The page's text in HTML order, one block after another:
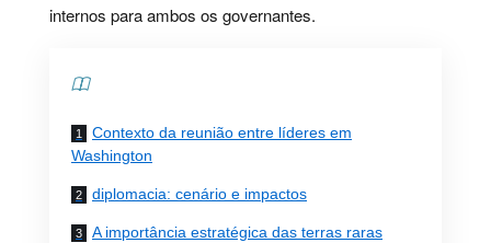
internos para ambos os governantes.
Contexto da reunião entre líderes em
Washington
diplomacia: cenário e impactos
A importância estratégica das terras raras